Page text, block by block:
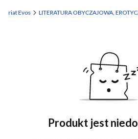
Evos LITERATURA OBYCZAJOWA,
Produkt jest